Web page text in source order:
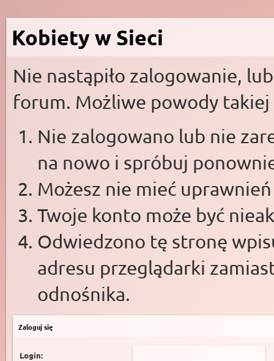
Kobiety w Sieci
Nie nastąpiło zalogowanie,
forum. Możliwe powody takiej
Nie zalogowano lub nie
na nowo i spróbuj
Możesz nie mieć
Twoje konto może być
Odwiedzono tę stronę
adresu przeglądarki
odnośnika.
Zaloguj się
Login: